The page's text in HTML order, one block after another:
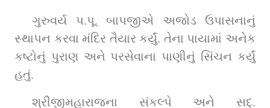
ગુરુવર્ય પ.પૂ. બાપજીએ અજોડ ઉપાસનાનું
સ્થાપન કરવા મંદિર તૈયાર કર્યું. તેના પાયામાં અનેક
કષ્ટોનું પુરાણ અને પરસેવાના પાણીનું સિંચન કર્યું
હતું.
શ્રીજીમહારાજના સંકલ્પે અને સદ્‌.